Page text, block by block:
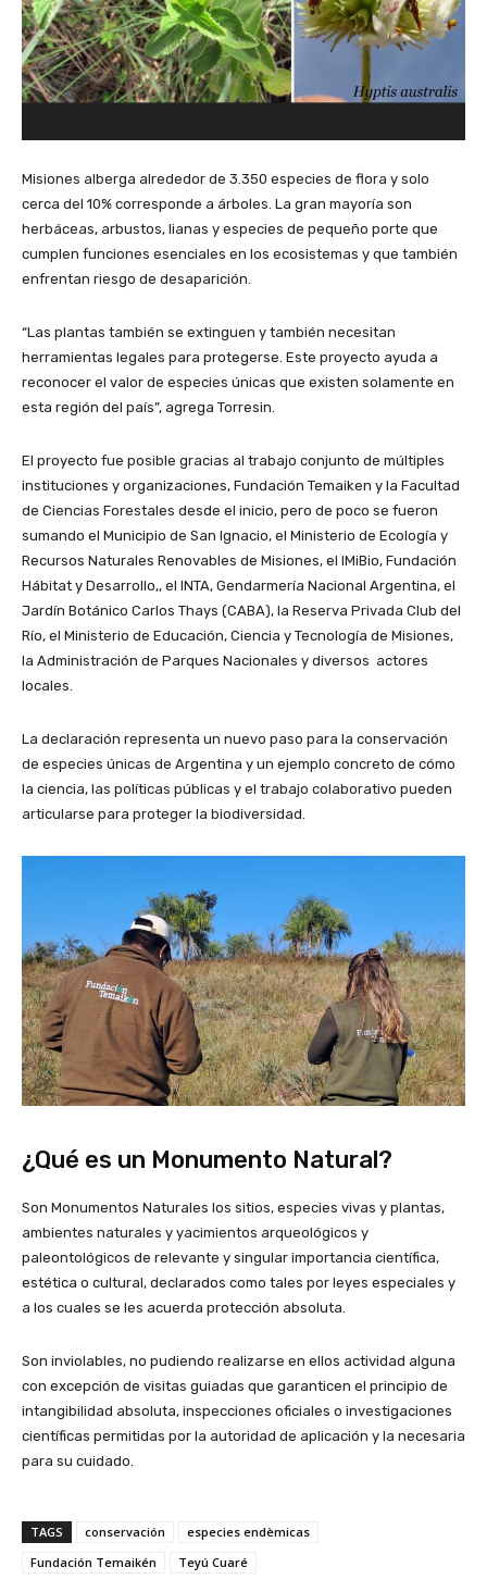
Misiones alberga alrededor de 3.350 especies de flora y solo
cerca del 10% corresponde a árboles. La gran mayoría son
herbáceas, arbustos, lianas y especies de pequeño porte que
cumplen funciones esenciales en los ecosistemas y que también
enfrentan riesgo de desaparición.
“Las plantas también se extinguen y también necesitan
herramientas legales para protegerse. Este proyecto ayuda a
reconocer el valor de especies únicas que existen solamente en
esta región del país”, agrega Torresin.
El proyecto fue posible gracias al trabajo conjunto de múltiples
instituciones y organizaciones, Fundación Temaiken y la Facultad
de Ciencias Forestales desde el inicio, pero de poco se fueron
sumando el Municipio de San Ignacio, el Ministerio de Ecología y
Recursos Naturales Renovables de Misiones, el IMiBio, Fundación
Hábitat y Desarrollo,, el INTA, Gendarmería Nacional Argentina, el
Jardín Botánico Carlos Thays (CABA), la Reserva Privada Club del
Río, el Ministerio de Educación, Ciencia y Tecnología de Misiones,
la Administración de Parques Nacionales y diversos actores
locales.
La declaración representa un nuevo paso para la conservación
de especies únicas de Argentina y un ejemplo concreto de cómo
la ciencia, las políticas públicas y el trabajo colaborativo pueden
articularse para proteger la biodiversidad.
¿Qué es un Monumento Natural?
Son Monumentos Naturales los sitios, especies vivas y plantas,
ambientes naturales y yacimientos arqueológicos y
paleontológicos de relevante y singular importancia científica,
estética o cultural, declarados como tales por leyes especiales y
a los cuales se les acuerda protección absoluta.
Son inviolables, no pudiendo realizarse en ellos actividad alguna
con excepción de visitas guiadas que garanticen el principio de
intangibilidad absoluta, inspecciones oficiales o investigaciones
científicas permitidas por la autoridad de aplicación y la necesaria
para su cuidado.
TAGS conservación
especies endèmicas
Fundación Temaikén
Teyú Cuaré